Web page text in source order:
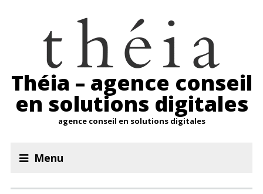
Théia – agence conseil
en solutions digitales
agence conseil en solutions digitales
Menu